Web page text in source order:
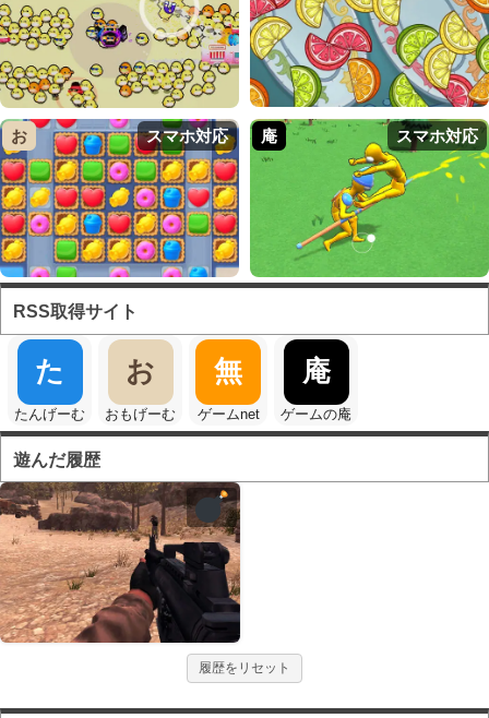
お スマホ対応 庵 スマホ対応
RSS取得サイト
た
たんげーむ
お
おもげーむ
無
ゲームnet
庵
ゲームの庵
遊んだ履歴
履歴をリセット